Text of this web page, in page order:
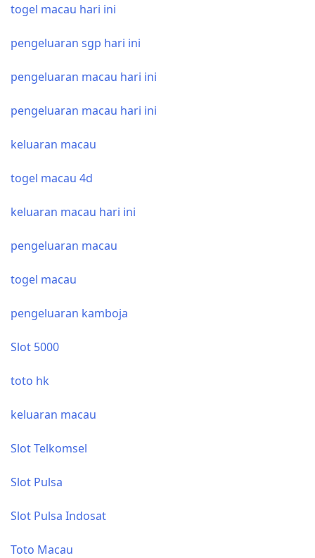
togel macau hari ini
pengeluaran sgp hari ini
pengeluaran macau hari ini
pengeluaran macau hari ini
keluaran macau
togel macau 4d
keluaran macau hari ini
pengeluaran macau
togel macau
pengeluaran kamboja
Slot 5000
toto hk
keluaran macau
Slot Telkomsel
Slot Pulsa
Slot Pulsa Indosat
Toto Macau